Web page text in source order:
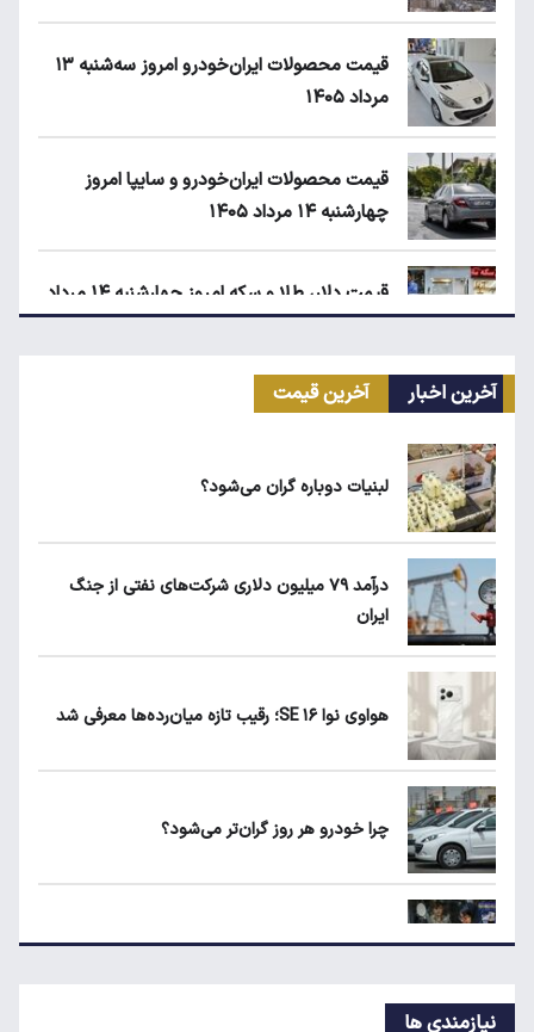
قیمت محصولات ایران‌خودرو امروز سه‌شنبه ۱۳
مرداد ۱۴۰۵
قیمت محصولات ایران‌خودرو و سایپا امروز
چهارشنبه ۱۴ مرداد ۱۴۰۵
قیمت دلار، طلا و سکه امروز چهارشنبه ۱۴ مرداد
۱۴۰۵
ابلاغیه جدید وزارت کار؛ چه کسانی از فهرست
قیمت مرغ در بازار کیلویی چند؟
کیا اسپورتیج ۲۰۲۵ در ایران ارزش خرید دارد؟
زمان شارژ کالابرگ با رقم آخر کد ملی صفر تا ۲
آخرین اخبار آخرین قیمت
لبنیات دوباره گران می‌شود؟
درآمد ۷۹ میلیون دلاری شرکت‌های نفتی از جنگ
ایران
هواوی نوا ۱۶ SE؛ رقیب تازه میان‌رده‌ها معرفی شد
چرا خودرو هر روز گران‌تر می‌شود؟
قیمت جدید تخم‌مرغ در بازار
نیازمندی ها